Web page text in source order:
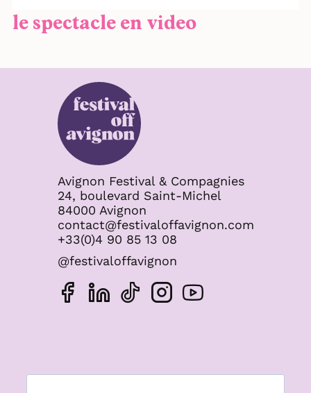
le spectacle en video
Avignon Festival & Compagnies
24, boulevard Saint-Michel
84000 Avignon
contact@festivaloffavignon.com
+33(0)4 90 85 13 08
@festivaloffavignon